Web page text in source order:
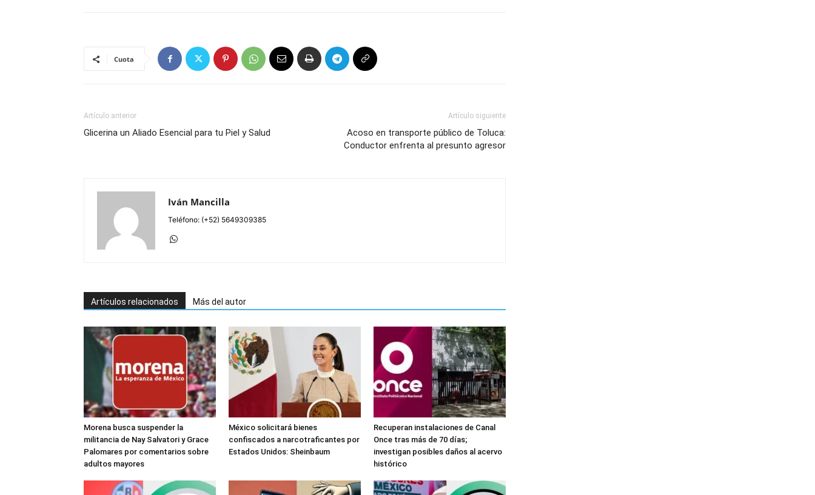
Cuota
Artículo anterior
Glicerina un Aliado Esencial para tu Piel y Salud
Artículo siguiente
Acoso en transporte público de Toluca:
Conductor enfrenta al presunto agresor
Iván Mancilla
Teléfono: (+52) 5649309385
Artículos relacionados Más del autor
Morena busca suspender la
militancia de Nay Salvatori y Grace
Palomares por comentarios sobre
adultos mayores
México solicitará bienes
confiscados a narcotraficantes por
Estados Unidos: Sheinbaum
Recuperan instalaciones de Canal
Once tras más de 70 días;
investigan posibles daños al acervo
histórico